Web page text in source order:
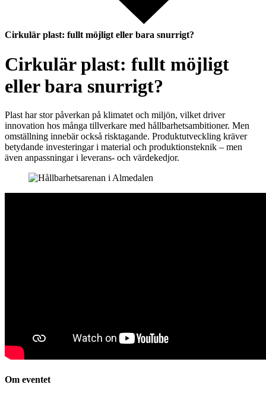
Cirkulär plast: fullt möjligt eller bara snurrigt?
Cirkulär plast: fullt möjligt
eller bara snurrigt?
Plast har stor påverkan på klimatet och miljön, vilket driver
innovation hos många tillverkare med hållbarhetsambitioner. Men
omställning innebär också risktagande. Produktutveckling kräver
betydande investeringar i material och produktionsteknik – men
även anpassningar i leverans- och värdekedjor.
Om eventet